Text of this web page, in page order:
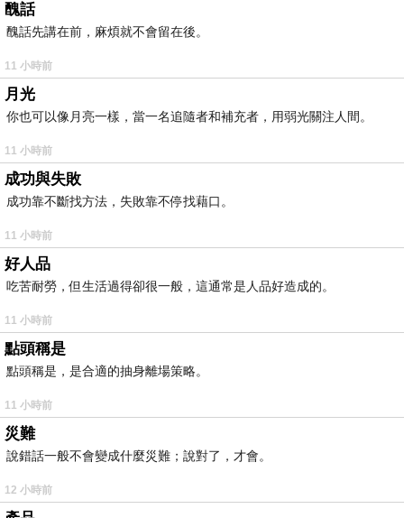
醜話
醜話先講在前，麻煩就不會留在後。
11 小時前
月光
你也可以像月亮一樣，當一名追隨者和補充者，用弱光關注人間。
11 小時前
成功與失敗
成功靠不斷找方法，失敗靠不停找藉口。
11 小時前
好人品
吃苦耐勞，但生活過得卻很一般，這通常是人品好造成的。
11 小時前
點頭稱是
點頭稱是，是合適的抽身離場策略。
11 小時前
災難
說錯話一般不會變成什麼災難；說對了，才會。
12 小時前